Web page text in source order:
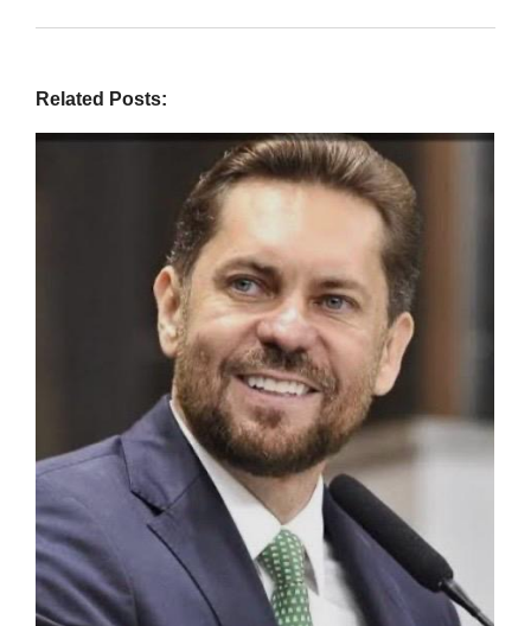
Related Posts: